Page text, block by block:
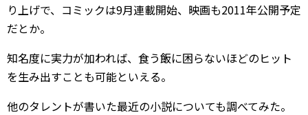
り上げで、コミックは9月連載開始、映画も2011年公開予定
だとか。
知名度に実力が加われば、食う飯に困らないほどのヒット
を生み出すことも可能といえる。
他のタレントが書いた最近の小説についても調べてみた。